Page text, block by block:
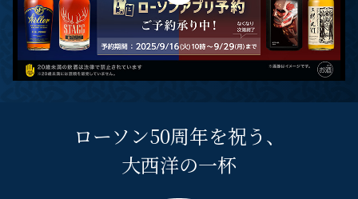
ローソン50周年を祝う、
大西洋の一杯